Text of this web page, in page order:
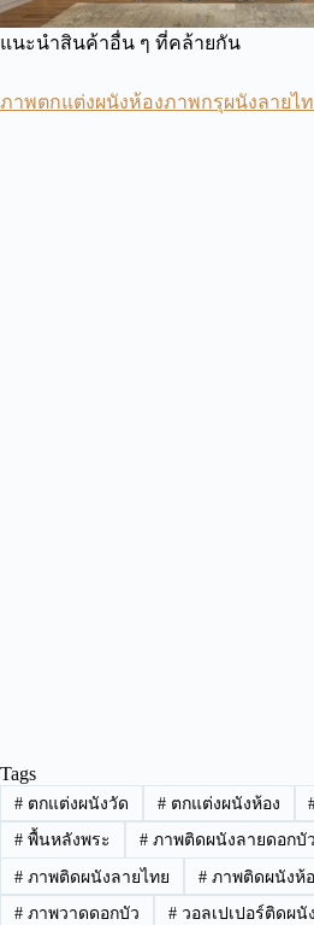
แนะนำสินค้าอื่น ๆ ที่คล้ายกัน
ภาพตกแต่งผนังห้องภาพกรุผนังลายไ
Tags
#ตกแต่งผนังวัด #ตกแต่งผนังห้อง
#พื้นหลังพระ #ภาพติดผนังลายดอกบัว
#ภาพติดผนังลายไทย #ภาพติดผนังห้
#ภาพวาดดอกบัว #วอลเปเปอร์ติดผนั